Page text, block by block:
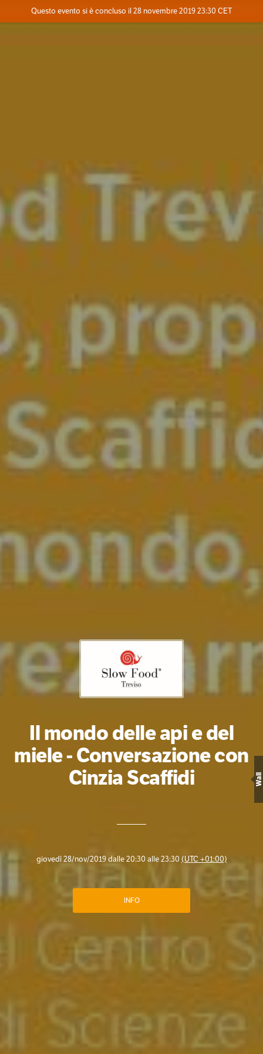
Contatta l'organizzatore
Questo evento si è concluso il 28 novembre 2019 23:30 CET
Il mondo delle api e del
miele - Conversazione con
Cinzia Scaffidi
giovedì 28/nov/2019 dalle 20:30 alle 23:30 (UTC +01:00)
INFO
Wall